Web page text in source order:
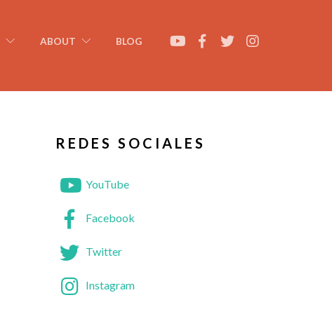
ABOUT BLOG
REDES SOCIALES
YouTube
Facebook
Twitter
Instagram